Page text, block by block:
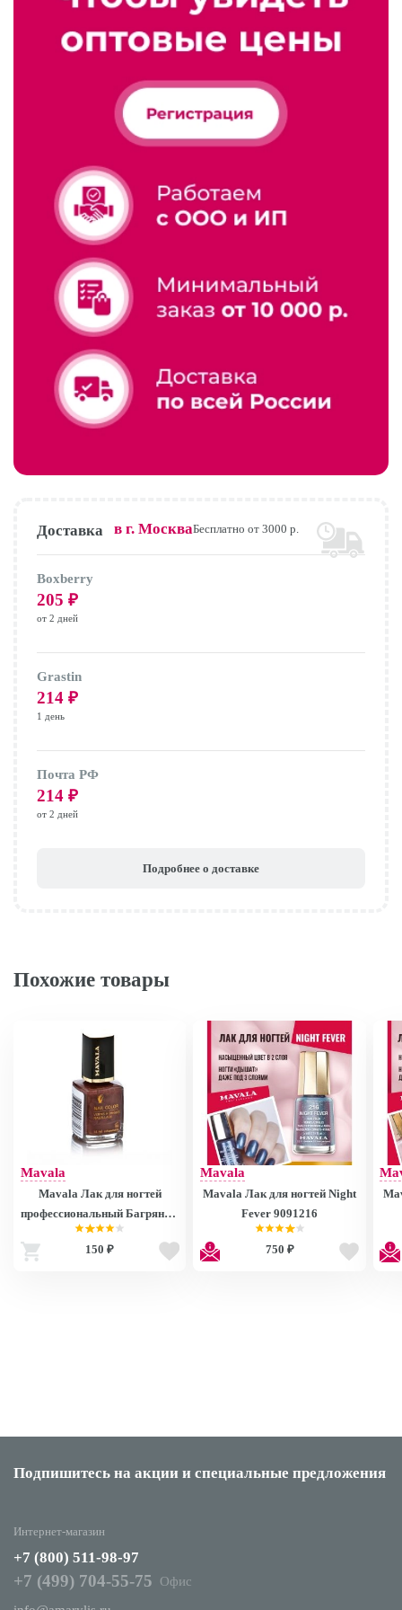
Доставка в г. МоскваБесплатно от 3000 р.
Boxberry
205 ₽
от 2 дней
Grastin
214 ₽
1 день
Почта РФ
214 ₽
от 2 дней
Подробнее о доставке
Похожие товары
Mavala
Mavala Лак для ногтей
профессиональный Багряный
дуб/Okuome 92516S 9092516S
150 ₽
Mavala
Mavala Лак для ногтей Night
Fever 9091216
750 ₽
Подпишитесь на акции и специальные предложения
Интернет-магазин
+7 (800) 511-98-97
+7 (499) 704-55-75
Офис